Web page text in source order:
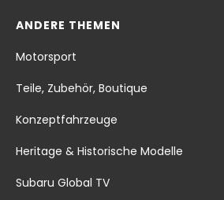
ANDERE THEMEN
Motorsport
Teile, Zubehör, Boutique
Konzeptfahrzeuge
Heritage & Historische Modelle
Subaru Global TV